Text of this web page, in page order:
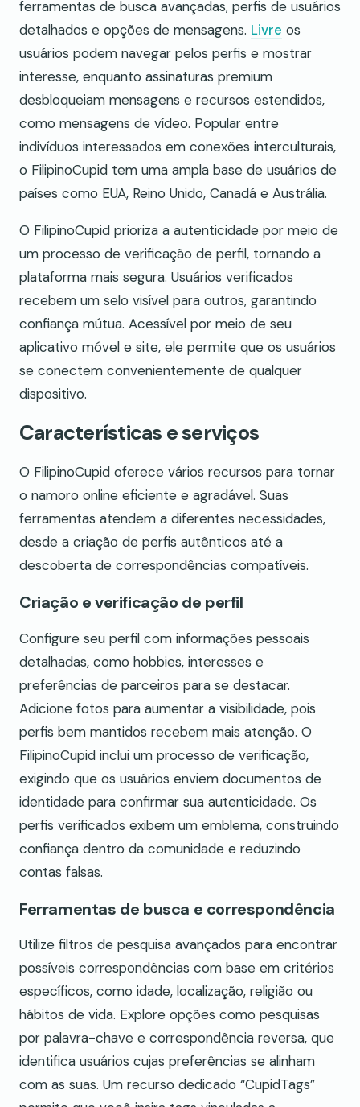
ferramentas de busca avançadas, perfis de usuários
detalhados e opções de mensagens. Livre os
usuários podem navegar pelos perfis e mostrar
interesse, enquanto assinaturas premium
desbloqueiam mensagens e recursos estendidos,
como mensagens de vídeo. Popular entre
indivíduos interessados em conexões interculturais,
o FilipinoCupid tem uma ampla base de usuários de
países como EUA, Reino Unido, Canadá e Austrália.
O FilipinoCupid prioriza a autenticidade por meio de
um processo de verificação de perfil, tornando a
plataforma mais segura. Usuários verificados
recebem um selo visível para outros, garantindo
confiança mútua. Acessível por meio de seu
aplicativo móvel e site, ele permite que os usuários
se conectem convenientemente de qualquer
dispositivo.
Características e serviços
O FilipinoCupid oferece vários recursos para tornar
o namoro online eficiente e agradável. Suas
ferramentas atendem a diferentes necessidades,
desde a criação de perfis autênticos até a
descoberta de correspondências compatíveis.
Criação e verificação de perfil
Configure seu perfil com informações pessoais
detalhadas, como hobbies, interesses e
preferências de parceiros para se destacar.
Adicione fotos para aumentar a visibilidade, pois
perfis bem mantidos recebem mais atenção. O
FilipinoCupid inclui um processo de verificação,
exigindo que os usuários enviem documentos de
identidade para confirmar sua autenticidade. Os
perfis verificados exibem um emblema, construindo
confiança dentro da comunidade e reduzindo
contas falsas.
Ferramentas de busca e correspondência
Utilize filtros de pesquisa avançados para encontrar
possíveis correspondências com base em critérios
específicos, como idade, localização, religião ou
hábitos de vida. Explore opções como pesquisas
por palavra-chave e correspondência reversa, que
identifica usuários cujas preferências se alinham
com as suas. Um recurso dedicado “CupidTags”